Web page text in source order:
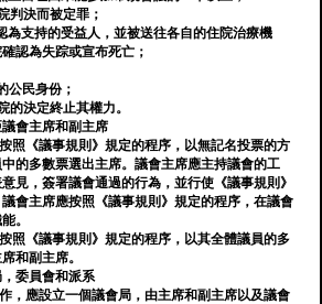
判決而被定罪；
為支持的受益人，並被送往各自的住院治療機
認為失踪或宣布死亡；
公民身份；
的決定終止其權力。
會主席和副主席
照《議事規則》規定的程序，以無記名投票的方
的多數票選出主席。議會主席應主持議會的工
見，簽署議會通過的行為，並行使《議事規則》
會主席應按照《議事規則》規定的程序，在議會
。
照《議事規則》規定的程序，以其全體議員的多
和副主席。
委員會和派系
，應設立一個議會局，由主席和副主席以及議會